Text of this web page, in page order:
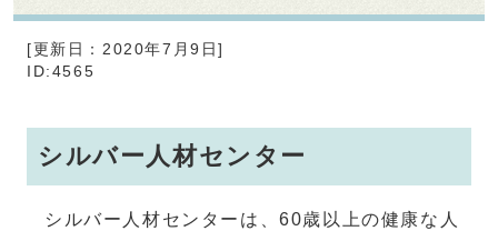
[更新日：2020年7月9日]
ID:4565
シルバー人材センター
シルバー人材センターは、60歳以上の健康な人